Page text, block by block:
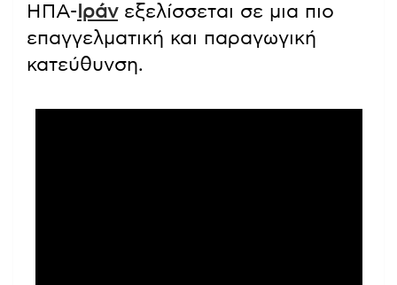
ΗΠΑ- Ιράνεξελίσσεται σε μια πιο
επαγγελματική και παραγωγική
κατεύθυνση.